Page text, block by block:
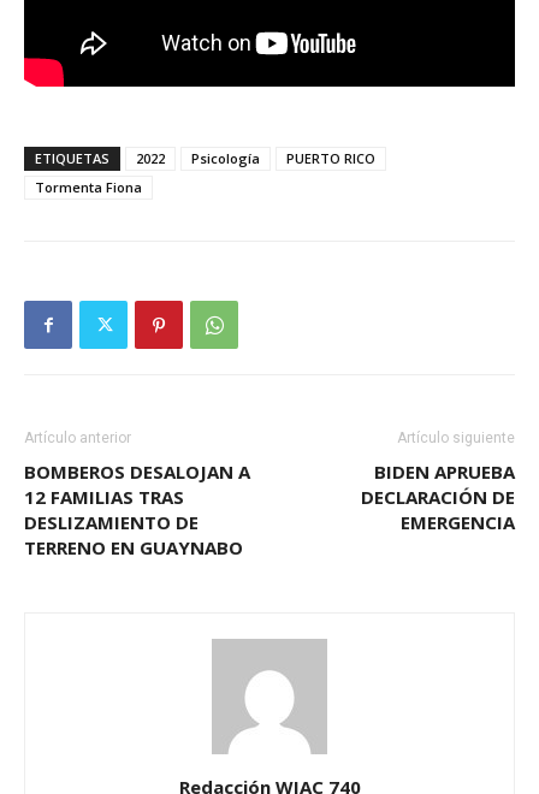
ETIQUETAS 2022 Psicología
PUERTO RICO
Tormenta Fiona
Artículo anterior
BOMBEROS DESALOJAN A
12 FAMILIAS TRAS
DESLIZAMIENTO DE
TERRENO EN GUAYNABO
Artículo siguiente
BIDEN APRUEBA
DECLARACIÓN DE
EMERGENCIA
Redacción WIAC 740